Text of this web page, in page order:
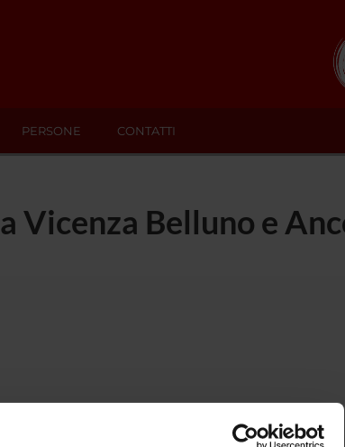
PERSONE CONTATTI
Vicenza Belluno e